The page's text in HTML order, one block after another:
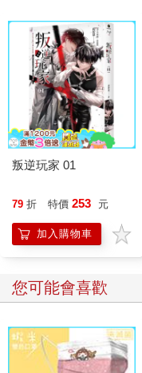
叛逆玩家 01
79 折 特價 253 元
加入購物車
您可能會喜歡